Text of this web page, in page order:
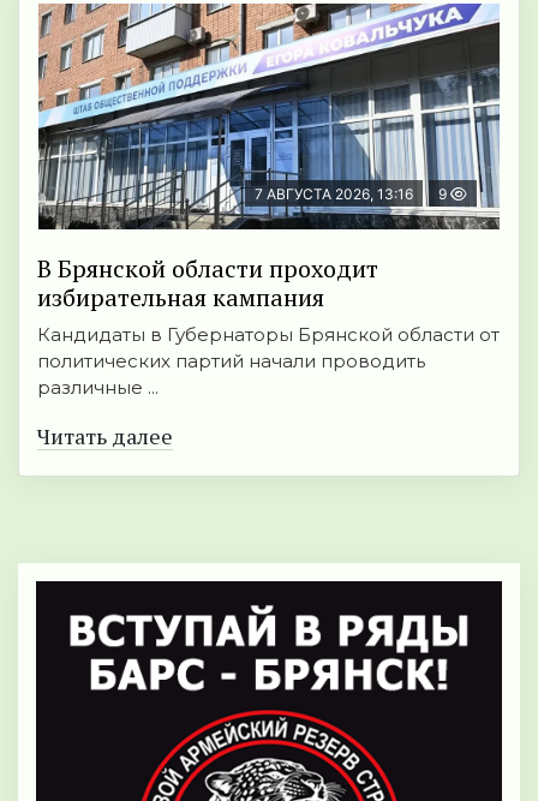
7 АВГУСТА 2026, 13:16 9
В Брянской области проходит
избирательная кампания
Кандидаты в Губернаторы Брянской области от
политических партий начали проводить
различные ...
Читать далее